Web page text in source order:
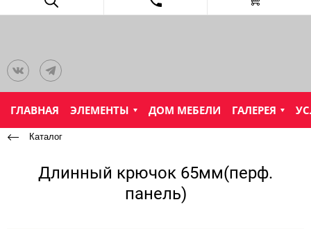
ГЛАВНАЯ ЭЛЕМЕНТЫ ДОМ МЕБЕЛИ ГАЛЕРЕЯ
Каталог
Длинный крючок 65мм(перф.
панель)